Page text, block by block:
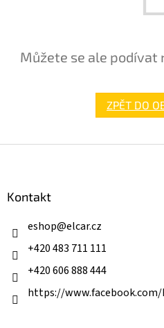
Můžete se ale podívat
ZPĚT DO
Kontakt
eshop@elcar.cz
+420 483 711 111
+420 606 888 444
https://www.facebook.com/